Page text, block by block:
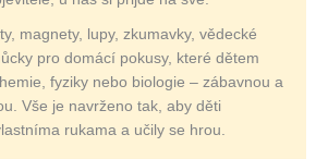
magnety, lupy, zkumavky, vědecké
pro domácí pokusy, které dětem
fyziky nebo biologie – zábavnou a
Vše je navrženo tak, aby děti
rukama a učily se hrou.